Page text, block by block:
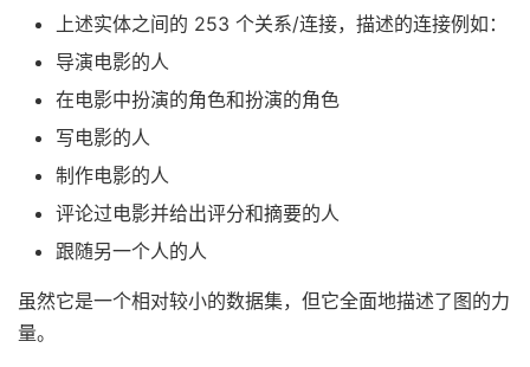
上述实体之间的 253 个关系/连接，描述的连接例如：
导演电影的人
在电影中扮演的角色和扮演的角色
写电影的人
制作电影的人
评论过电影并给出评分和摘要的人
跟随另一个人的人
虽然它是一个相对较小的数据集，但它全面地描述了图的力
量。